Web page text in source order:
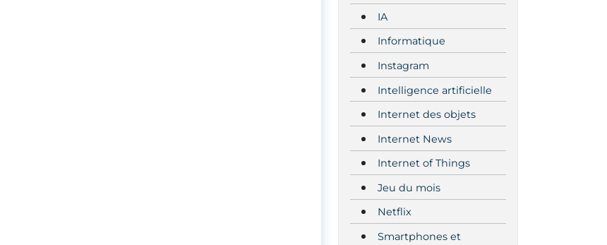
IA
Informatique
Instagram
Intelligence artificielle
Internet des objets
Internet News
Internet of Things
Jeu du mois
Netflix
Smartphones et